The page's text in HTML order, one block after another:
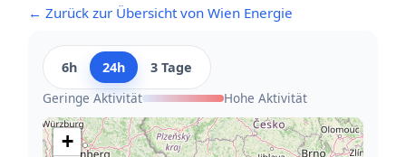
← Zurück zur Übersicht von Wien Energie
6h 24h
3 Tage
Geringe Aktivität
Hohe Aktivität
+